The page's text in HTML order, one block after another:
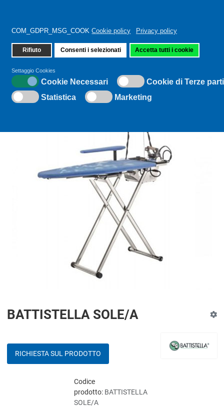
COM_GDPR_MSG_COOK Cookie policy Privacy policy
Rifiuto Consenti i selezionati Accetta tutti i cookie
Settaggio Cookies
Cookie Necessari
Cookie di Terze parti
Statistica
Marketing
Sei qui:Home
BATTISTELLA SOLE/A
RICHIESTA SUL PRODOTTO
Codice
prodotto: BATTISTELLA
SOLE/A